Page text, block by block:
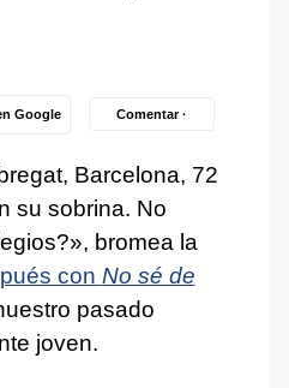
Google Comentar ·
Barcelona, 72
su sobrina. No
bromea la
con No sé de
pasado
joven.